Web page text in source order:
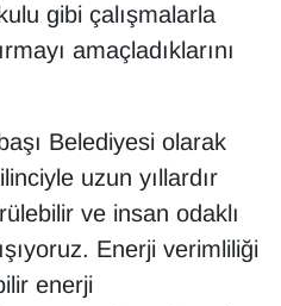
gibi çalışmalarla
amaçladıklarını
Belediyesi olarak
uzun yıllardır
ve insan odaklı
Enerji verimliliği
enerji